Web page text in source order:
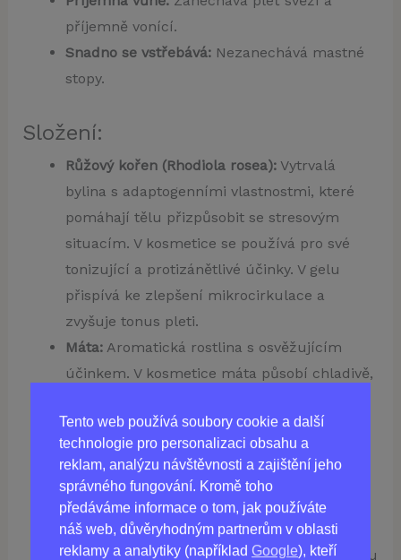
Tento web používá soubory cookie a další
technologie pro personalizaci obsahu a
reklam, analýzu návštěvnosti a zajištění jeho
správného fungování. Kromě toho
předáváme informace o tom, jak používáte
náš web, důvěryhodným partnerům v oblasti
reklamy a analytiky (například Google), kteří
příjemně vonící.
Snadno se vstřebává:Nezanechává mastné
stopy.
Složení:
Růžový kořen (Rhodiola rosea):Vytrvalá
bylina s adaptogenními vlastnostmi, které
pomáhají tělu přizpůsobit se stresovým
situacím. V kosmetice se používá pro své
tonizující a protizánětlivé účinky. V gelu
přispívá ke zlepšení mikrocirkulace a
zvyšuje tonus pleti.
Máta:Aromatická rostlina s osvěžujícím
účinkem. V kosmetice máta působí chladivě,
zmírňuje podráždění a zlepšuje
mikrocirkulaci.
Šalvěj:Léčivá rostlina bohatá na účinné
látky. V kosmetice se šalvěj používá pro své
antiseptické, protizánětlivé a stahující
vlastnosti. Péče o mastnou a problematickou